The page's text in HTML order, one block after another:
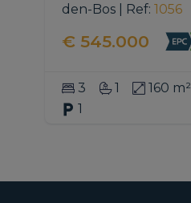
den-Bos
Ref: 1056
€ 545.000
3 1 160 m²
1